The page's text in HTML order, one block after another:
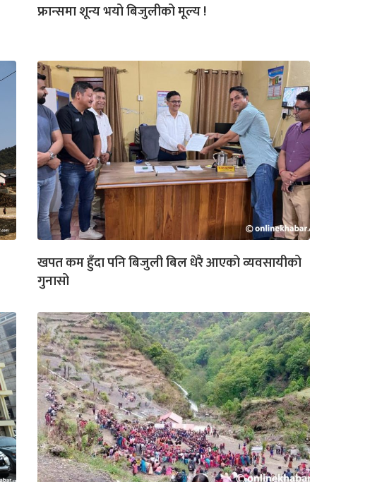
फ्रान्समा शून्य भयो बिजुलीको मूल्य !
खपत कम हुँदा पनि बिजुली बिल धेरै आएको व्यवसायीको
गुनासो